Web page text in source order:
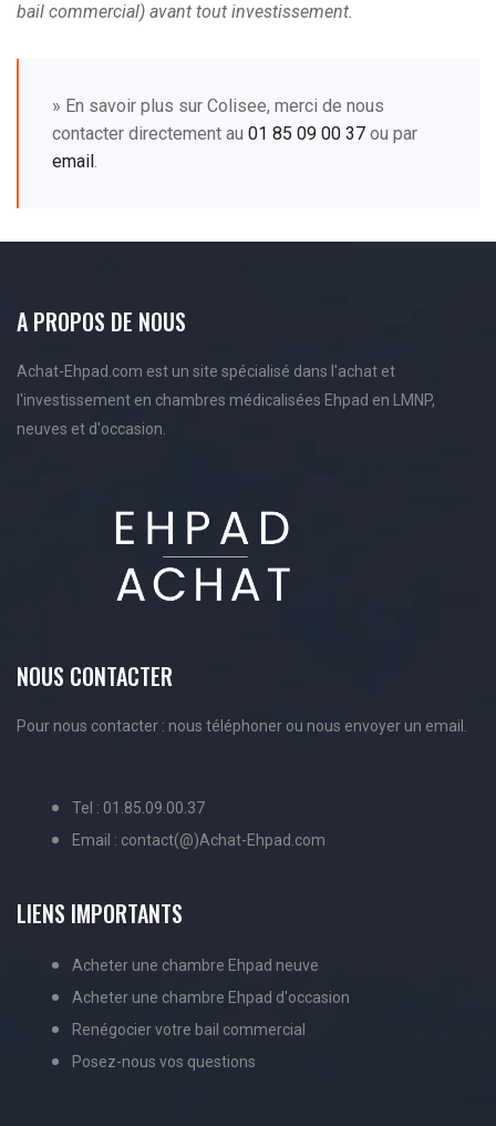
bail commercial) avant tout investissement.
» En savoir plus sur Colisee, merci de nous
contacter directement au 01 85 09 00 37 ou par
email .
A PROPOS DE NOUS
Achat-Ehpad.com est un site spécialisé dans l'achat et
l'investissement en chambres médicalisées Ehpad en LMNP,
neuves et d'occasion.
NOUS CONTACTER
Pour nous contacter : nous téléphoner ou nous envoyer un email.
Tel : 01.85.09.00.37
Email : contact(@)Achat-Ehpad.com
LIENS IMPORTANTS
Acheter une chambre Ehpad neuve
Acheter une chambre Ehpad d'occasion
Renégocier votre bail commercial
Posez-nous vos questions